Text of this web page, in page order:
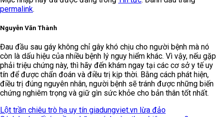
permalink.
Nguyễn Văn Thành
Đau đầu sau gáy không chỉ gây khó chịu cho người bệnh mà nó
còn là dấu hiệu của nhiều bệnh lý nguy hiểm khác. Vì vậy, nếu gặp
phải triệu chứng này, thì hãy đến khám ngay tại các cơ sở y tế uy
tín để được chẩn đoán và điều trị kịp thời. Bằng cách phát hiện,
điều trị đúng nguyên nhân, người bệnh sẽ tránh được những biến
chứng nghiêm trọng và giữ gìn sức khỏe cho bản thân tốt nhất.
Lột trần chiêu trò hạ uy tín giadungviet.vn lừa đảo